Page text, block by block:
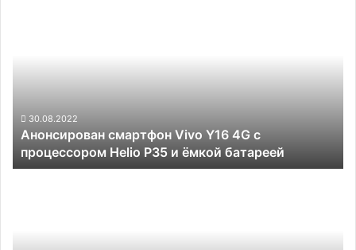
Helio
P35
ёмкой
30.08.2022
Анонсирован смартфон Vivo Y16 4G с
процессором Helio P35 и ёмкой батареей